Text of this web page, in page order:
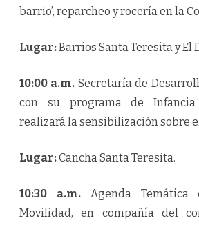
barrio’, reparcheo y rocería en la
Lugar:Barrios Santa Teresita y El
10:00 a.m. Secretaría de
con su programa de Infancia
realizará la sensibilización sobre
Lugar:Cancha Santa Teresita.
10:30 a.m. Agenda
Movilidad, en compañía del